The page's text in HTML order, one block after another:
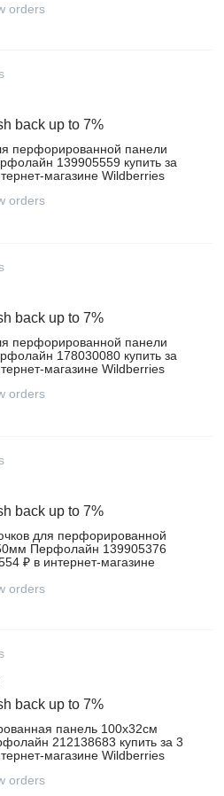
orders
back up to 7%
перфорированной панели
139905559 купить за
Wildberries
orders
back up to 7%
перфорированной панели
178030080 купить за
Wildberries
orders
back up to 7%
для перфорированной
Перфолайн 139905376
₽ в интернет‑магазине
orders
back up to 7%
панель 100х32см
212138683 купить за 3
Wildberries
orders